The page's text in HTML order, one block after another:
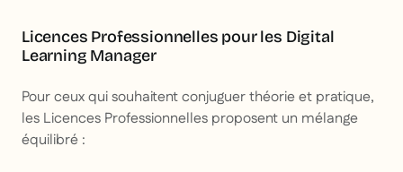
Licences Professionnelles pour les Digital
Learning Manager
Pour ceux qui souhaitent conjuguer théorie et pratique,
les Licences Professionnelles proposent un mélange
équilibré :